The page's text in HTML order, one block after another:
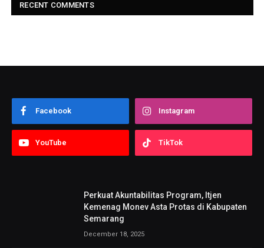
RECENT COMMENTS
Facebook Instagram
YouTube TikTok
Perkuat Akuntabilitas Program, Itjen
Kemenag Monev Asta Protas di Kabupaten
Semarang
December 18, 2025